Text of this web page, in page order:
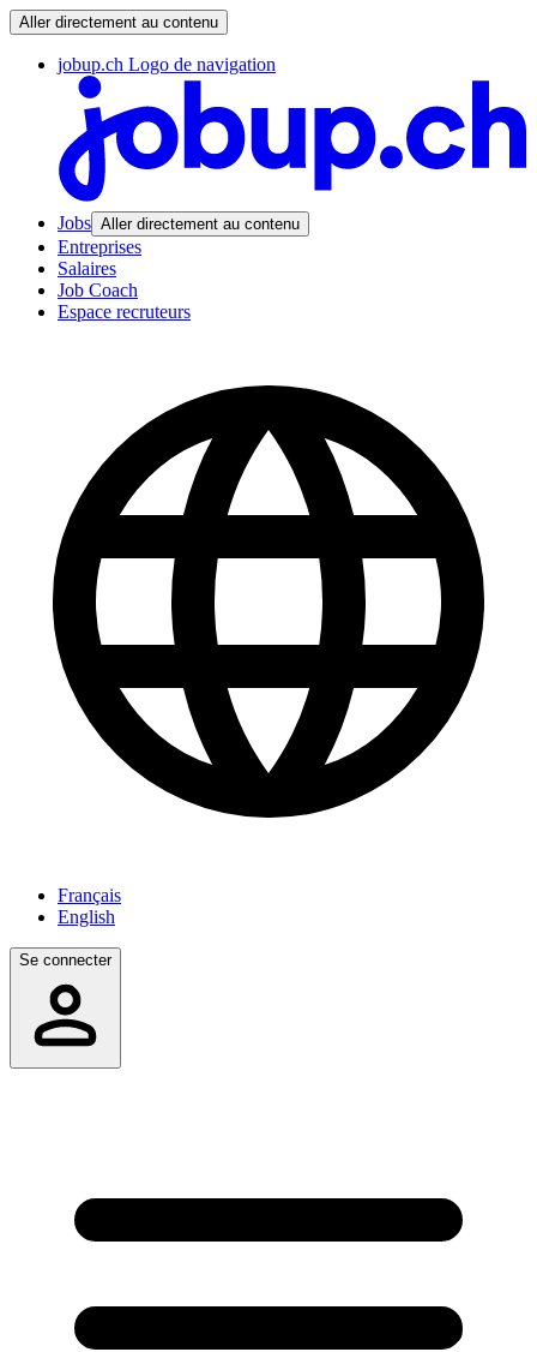
Aller directement au contenu
jobup.ch Logo de navigation
Jobs Aller directement au contenu
Entreprises
Salaires
Job Coach
Espace recruteurs
Français
English
Se connecter